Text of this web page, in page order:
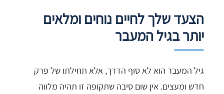
הצעד שלך לחיים נוחים ומלאים
יותר בגיל המעבר
גיל המעבר הוא לא סוף הדרך, אלא תחילתו של פרק
חדש ומעצים. אין שום סיבה שתקופה זו תהיה מלווה